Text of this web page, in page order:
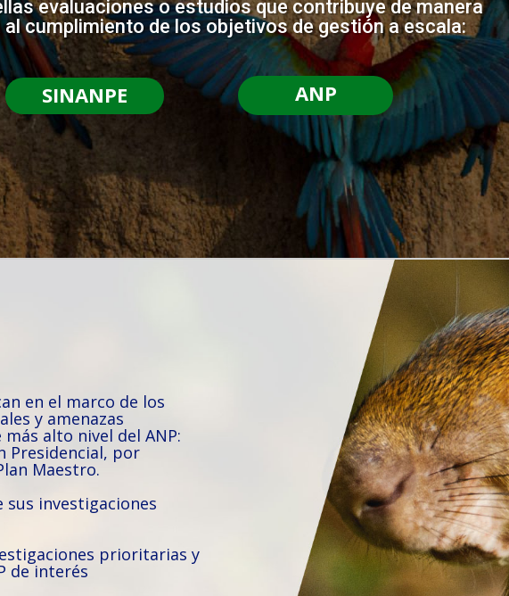
SINANPE ANP
evaluaciones o estudios que contribuye de manera
cumplimiento de los objetivos de gestión a escala:
en el marco de los
y amenazas
alto nivel del ANP:
Presidencial, por
Maestro.
sus investigaciones
prioritarias y
de interés